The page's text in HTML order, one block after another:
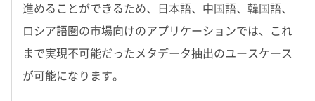
進めることができるため、日本語、中国語、韓国語、
ロシア語圏の市場向けのアプリケーションでは、これ
まで実現不可能だったメタデータ抽出のユースケース
が可能になります。